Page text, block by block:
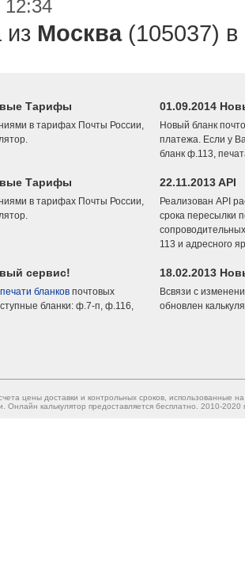
12:34
Москва(105037) в
Тарифы
в тарифах Почты России,
01.09.2014
Новый бланк
платежа. Если у
бланк ф.113,
Тарифы
в тарифах Почты России,
22.11.2013 API
Реализован API
срока пересылки
113 и адресного
сервис!
бланков почтовых
бланки: ф.7-п, ф.116,
18.02.2013
Всвязи с
обновлен
цены доставки и контрольных сроков, использованные
Онлайн калькулятор предоставляется бесплатно. 2010-2020